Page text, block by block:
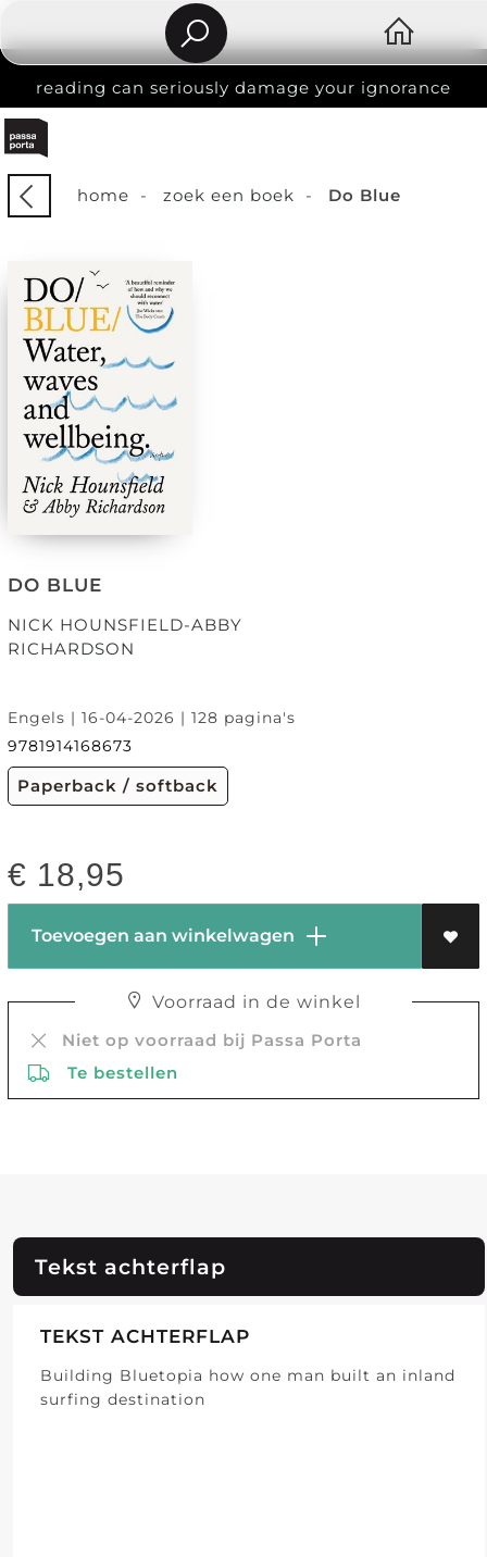
reading can seriously damage your ignorance
home - zoek een boek - Do Blue
DO BLUE
NICK HOUNSFIELD-ABBY
RICHARDSON
Engels | 16-04-2026 | 128 pagina's
9781914168673
Paperback / softback
€ 18,95
Toevoegen aan winkelwagen
Voorraad in de winkel
Niet op voorraad bij Passa Porta
Te bestellen
Tekst achterflap
TEKST ACHTERFLAP
Building Bluetopia how one man built an inland
surfing destination